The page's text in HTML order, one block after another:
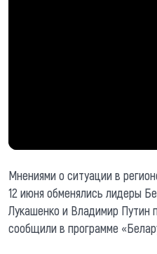
Мнениями о ситуации в
12 июня обменялись лидеры
Лукашенко и Владимир Путин
сообщили в программе